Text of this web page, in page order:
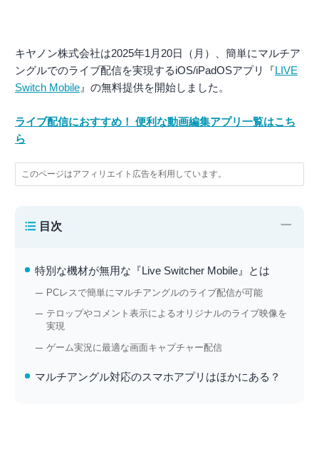
キヤノン株式会社は2025年1月20日（月）、簡単にマルチア
ングルでのライブ配信を実現するiOS/iPadOSアプリ『LIVE
Switch Mobile』の無料提供を開始しました。
ライブ配信におすすめ！ 便利な動画編集アプリ一覧はこち
ら
このページはアフィリエイト広告を利用しています。
目次 −
特別な機材が無用な『Live Switcher Mobile』とは
PCレスで簡単にマルチアングルのライブ配信が可能
テロップやコメント表示によるオリジナルのライブ映像を
実現
ゲーム実況に最適な画面キャプチャー配信
マルチアングル対応のスマホアプリはほかにある？